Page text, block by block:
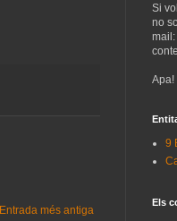
Entrada més antiga
Si
no
mail:
Apa!
9
Els